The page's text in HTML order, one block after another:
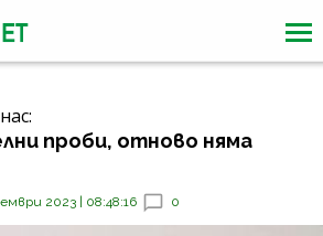
проби, отново няма
2023 | 08:48:16 0